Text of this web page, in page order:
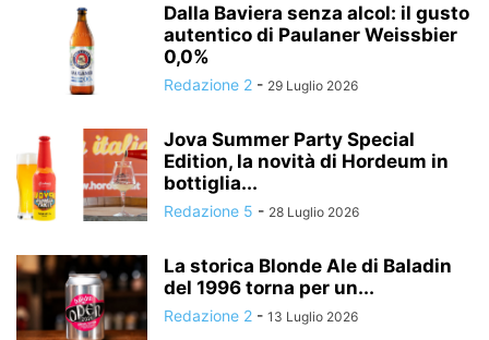
Dalla Baviera senza alcol: il gusto
autentico di Paulaner Weissbier
0,0%
Redazione 2 - 29 Luglio 2026
Jova Summer Party Special
Edition, la novità di Hordeum in
bottiglia...
Redazione 5 - 28 Luglio 2026
La storica Blonde Ale di Baladin
del 1996 torna per un...
Redazione 2 - 13 Luglio 2026